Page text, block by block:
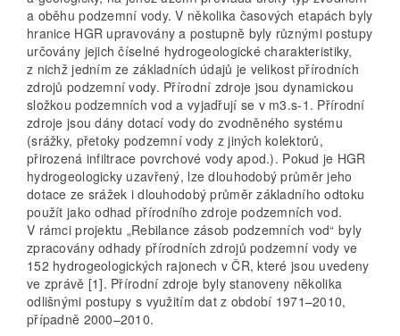
a oběhu podzemní vody. V několika časových etapách byly
hranice HGR upravovány a postupně byly různými postupy
určovány jejich číselné hydrogeologické charakteristiky,
z nichž jedním ze základních údajů je velikost přírodních
zdrojů podzemní vody. Přírodní zdroje jsou dynamickou
složkou podzemních vod a vyjadřují se v m3.s-1. Přírodní
zdroje jsou dány dotací vody do zvodněného systému
(srážky, přetoky podzemní vody z jiných kolektorů,
přirozená infiltrace povrchové vody apod.). Pokud je HGR
hydrogeologicky uzavřený, lze dlouhodobý průměr jeho
dotace ze srážek i dlouhodobý průměr základního odtoku
použít jako odhad přírodního zdroje podzemních vod.
V rámci projektu „Rebilance zásob podzemních vod“ byly
zpracovány odhady přírodních zdrojů podzemní vody ve
152 hydrogeologických rajonech v ČR, které jsou uvedeny
ve zprávě [1]. Přírodní zdroje byly stanoveny několika
odlišnými postupy s využitím dat z období 1971–2010,
případně 2000–2010.